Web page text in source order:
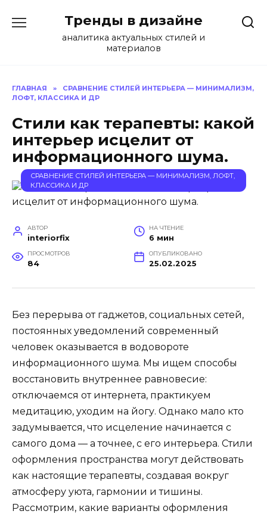
содержанию
Тренды в дизайне
аналитика актуальных стилей и
материалов
ГЛАВНАЯ »
СРАВНЕНИЕ СТИЛЕЙ ИНТЕРЬЕРА — МИНИМАЛИЗМ,
ЛОФТ, КЛАССИКА И ДР
Стили как терапевты: какой
интерьер исцелит от
информационного шума.
СРАВНЕНИЕ СТИЛЕЙ ИНТЕРЬЕРА — МИНИМАЛИЗМ, ЛОФТ,
КЛАССИКА И ДР
АВТОР
interiorfix
НА ЧТЕНИЕ
6 мин
ПРОСМОТРОВ
84
ОПУБЛИКОВАНО
25.02.2025
Без перерыва от гаджетов, социальных сетей,
постоянных уведомлений современный
человек оказывается в водовороте
информационного шума. Мы ищем способы
восстановить внутреннее равновесие:
отключаемся от интернета, практикуем
медитацию, уходим на йогу. Однако мало кто
задумывается, что исцеление начинается с
самого дома — а точнее, с его интерьера. Стили
оформления пространства могут действовать
как настоящие терапевты, создавая вокруг
атмосферу уюта, гармонии и тишины.
Рассмотрим, какие варианты оформления